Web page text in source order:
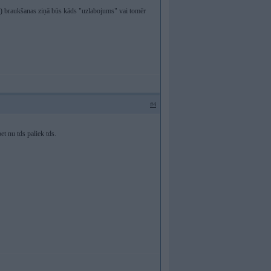
ziņā būs kāds "uzlabojums" vai tomēr
#4
nu tds paliek tds.